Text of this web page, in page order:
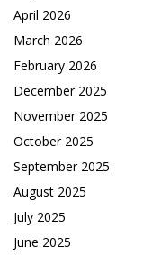
April 2026
March 2026
February 2026
December 2025
November 2025
October 2025
September 2025
August 2025
July 2025
June 2025